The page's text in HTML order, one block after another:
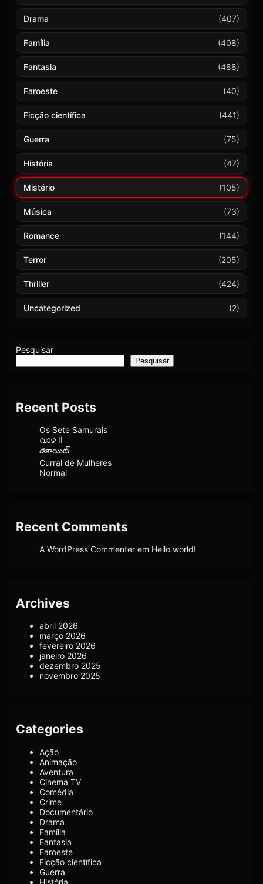
Drama (407)
Família (408)
Fantasia (488)
Faroeste (40)
Ficção científica (441)
Guerra (75)
História (47)
Mistério (105)
Música (73)
Romance (144)
Terror (205)
Thriller (424)
Uncategorized (2)
Pesquisar
Pesquisar
Recent Posts
Os Sete Samurais
വാഴ II
డెకాయిట్
Curral de Mulheres
Normal
Recent Comments
A WordPress Commenter em Hello world!
Archives
abril 2026
março 2026
fevereiro 2026
janeiro 2026
dezembro 2025
novembro 2025
Categories
Ação
Animação
Aventura
Cinema TV
Comédia
Crime
Documentário
Drama
Família
Fantasia
Faroeste
Ficção científica
Guerra
História